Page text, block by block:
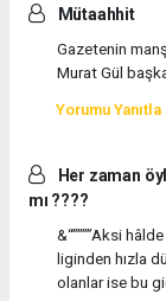
Mütaahhit
Gazetenin
Murat Gül
Yorumu Yanıtla
Her zaman
mı ????
&“””””Aksi
liginden hızla
olanlar ise bu